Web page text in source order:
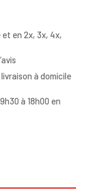
en 2x, 3x, 4x,
à domicile
à 18h00 en